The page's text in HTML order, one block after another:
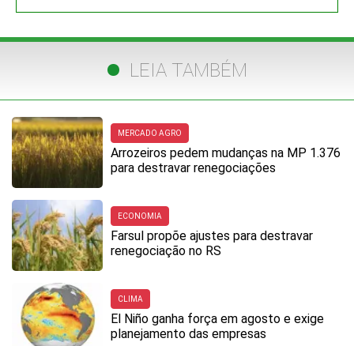
LEIA TAMBÉM
MERCADO AGRO
Arrozeiros pedem mudanças na MP 1.376
para destravar renegociações
ECONOMIA
Farsul propõe ajustes para destravar
renegociação no RS
CLIMA
El Niño ganha força em agosto e exige
planejamento das empresas